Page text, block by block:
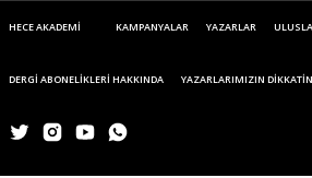
HECE AKADEMİ KAMPANYALAR YAZARLAR
DERGİ ABONELİKLERİ HAKKINDA YAZARLARIMIZIN